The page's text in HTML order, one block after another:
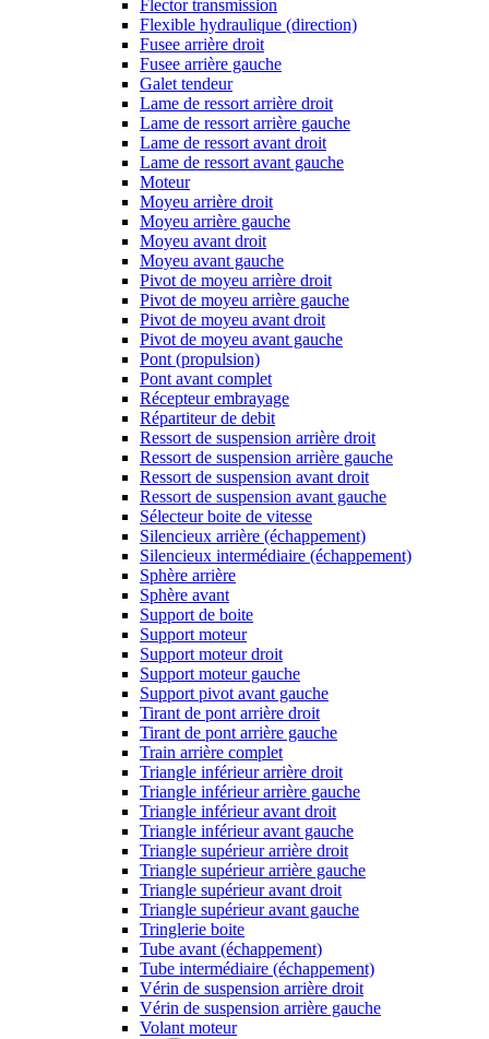
Flector transmission
Flexible hydraulique (direction)
Fusee arrière droit
Fusee arrière gauche
Galet tendeur
Lame de ressort arrière droit
Lame de ressort arrière gauche
Lame de ressort avant droit
Lame de ressort avant gauche
Moteur
Moyeu arrière droit
Moyeu arrière gauche
Moyeu avant droit
Moyeu avant gauche
Pivot de moyeu arrière droit
Pivot de moyeu arrière gauche
Pivot de moyeu avant droit
Pivot de moyeu avant gauche
Pont (propulsion)
Pont avant complet
Récepteur embrayage
Répartiteur de debit
Ressort de suspension arrière droit
Ressort de suspension arrière gauche
Ressort de suspension avant droit
Ressort de suspension avant gauche
Sélecteur boite de vitesse
Silencieux arrière (échappement)
Silencieux intermédiaire (échappement)
Sphère arrière
Sphère avant
Support de boite
Support moteur
Support moteur droit
Support moteur gauche
Support pivot avant gauche
Tirant de pont arrière droit
Tirant de pont arrière gauche
Train arrière complet
Triangle inférieur arrière droit
Triangle inférieur arrière gauche
Triangle inférieur avant droit
Triangle inférieur avant gauche
Triangle supérieur arrière droit
Triangle supérieur arrière gauche
Triangle supérieur avant droit
Triangle supérieur avant gauche
Tringlerie boite
Tube avant (échappement)
Tube intermédiaire (échappement)
Vérin de suspension arrière droit
Vérin de suspension arrière gauche
Volant moteur